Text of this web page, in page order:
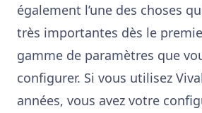
également l’une des choses
très importantes dès le
gamme de paramètres que
configurer. Si vous utilisez
années, vous avez votre